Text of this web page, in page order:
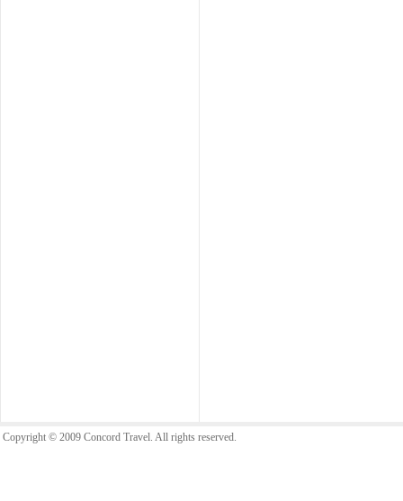
Copyright © 2009 Concord Travel. All rights reserved.